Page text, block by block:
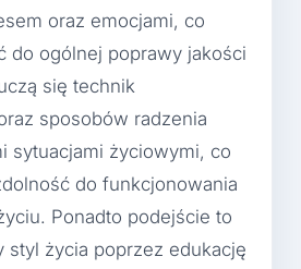
oraz emocjami, co
do ogólnej poprawy jakości
się technik
sposobów radzenia
sytuacjami życiowymi, co
do funkcjonowania
Ponadto podejście to
styl życia poprzez edukację